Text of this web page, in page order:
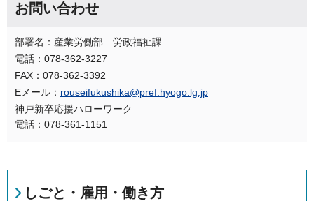
お問い合わせ
部署名：産業労働部 労政福祉課
電話：078-362-3227
FAX：078-362-3392
Eメール： rouseifukushika@pref.hyogo.lg.jp
神戸新卒応援ハローワーク
電話：078-361-1151
しごと・雇用・働き方